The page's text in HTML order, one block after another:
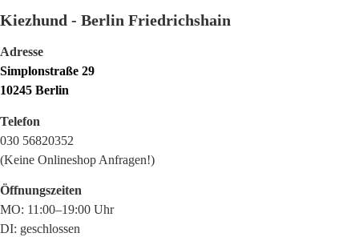
Kiezhund - Berlin Friedrichshain
Adresse
Simplonstraße 29
10245 Berlin
Telefon
030 56820352
(Keine Onlineshop Anfragen!)
Öffnungszeiten
MO: 11:00–19:00 Uhr
DI: geschlossen